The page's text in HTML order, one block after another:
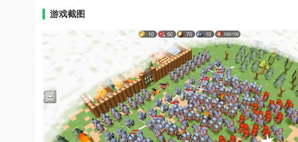
游戏截图